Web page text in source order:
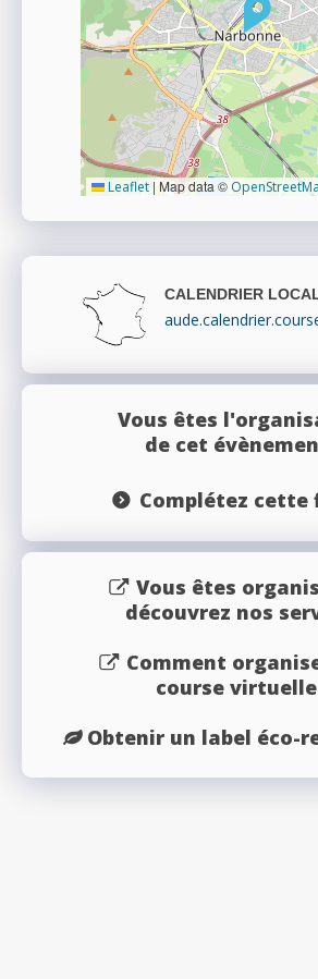
Leaflet | Map data ©
CALENDRIER
Vous êtes
de cet
Complétez cette
Vous êtes
découvrez nos
Comment
course virtuelle
Obtenir un label éco-